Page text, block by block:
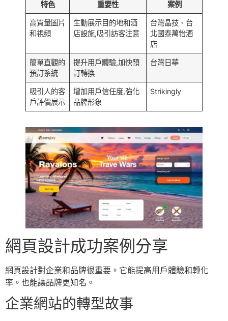
特色 重要性 案例
高質量圖片
和視頻
生動展示目的地和酒
店設施,吸引訪客注意
台灣晶技、台
北國泰萬怡酒
店
簡單直觀的
預訂系統
提升用戶體驗,加快預
訂轉換
台灣日華
吸引人的客
戶評價展示
增加用戶信任度,強化
品牌形象
Strikingly
網頁設計成功案例分享
網頁設計對企業和品牌很重要。它能提高用戶體驗和轉化
率。也能讓品牌更知名。
企業網站的轉型故事